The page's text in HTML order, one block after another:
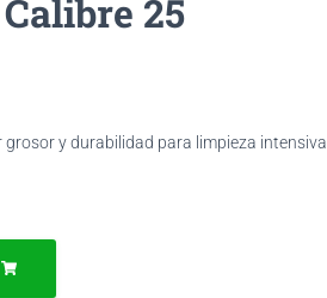
25
y durabilidad para limpieza intensiva.